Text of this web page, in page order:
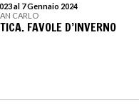
al 7 Gennaio 2024
CARLO
FAVOLE D’INVERNO